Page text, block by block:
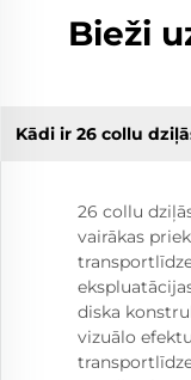
Bieži
Kādi ir 26 collu
26 collu
vairākas
diska
vizuālo